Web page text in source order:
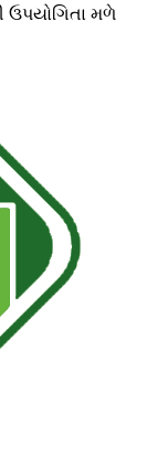
ઉપયોગિતા મળે